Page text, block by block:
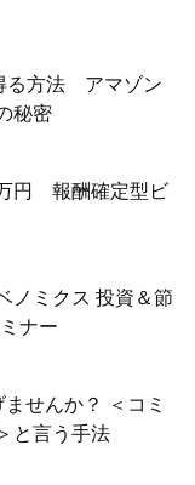
る方法 アマゾン
秘密
円 報酬確定型ビ
ノミクス 投資＆節
ナー
せんか？ ＜コミ
と言う手法